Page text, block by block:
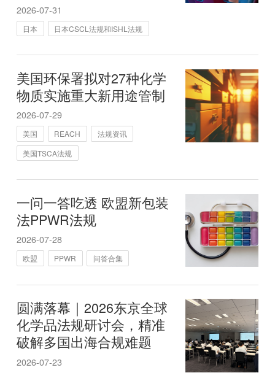
2026-07-31
日本 日本CSCL法规和ISHL法规
美国环保署拟对27种化学
物质实施重大新用途管制
2026-07-29
美国 REACH
法规资讯
美国TSCA法规
一问一答吃透 欧盟新包装
法PPWR法规
2026-07-28
欧盟 PPWR 问答合集
圆满落幕｜2026东京全球
化学品法规研讨会，精准
破解多国出海合规难题
2026-07-23